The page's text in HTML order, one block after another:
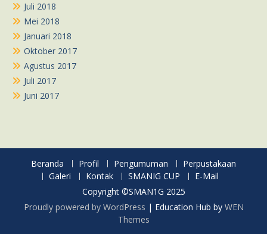
Juli 2018
Mei 2018
Januari 2018
Oktober 2017
Agustus 2017
Juli 2017
Juni 2017
Beranda Profil Pengumuman
Perpustakaan
Galeri
Kontak SMANIG CUP
E-Mail
Copyright ©SMAN1G 2025
Proudly powered by WordPress | Education Hub by WEN
Themes